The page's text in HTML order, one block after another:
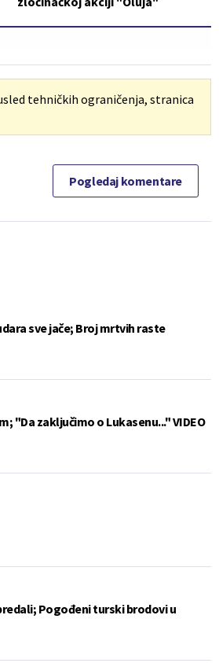
tehničkih ograničenja, stranica
Pogledaj komentare
sve jače; Broj mrtvih raste
"Da zaključimo o Lukasenu..." VIDEO
Pogođeni turski brodovi u